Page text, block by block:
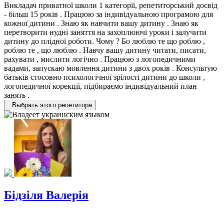
Викладач приватної школи 1 категорії, репетиторський досвід
- більш 15 років . Працюю за індивідуальною програмою для
кожної дитини . Знаю як навчити вашу дитину . Знаю як
перетворити нудні заняття на захоплюючі уроки і залучити
дитину до плідної роботи. Чому ? Бо люблю те що роблю ,
роблю те , що люблю . Навчу вашу дитину читати, писати,
рахувати , мислити логічно . Працюю з логопедичними
вадами, запускаю мовлення дитини з двох років . Консультую
батьків стосовно психологічної зрілості дитини до школи ,
логопедичної корекції, підбираємо індивідуальний план
занять .
Выбрать этого репетитора
Бідзіля Валерія